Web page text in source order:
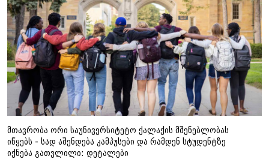
მთავრობა ორი საუნივერსიტეტო ქალაქის მშენებლობას
იწყებს - სად აშენდება კამპუსები და რამდენ სტუდენტზე
იქნება გათვლილი: დეტალები